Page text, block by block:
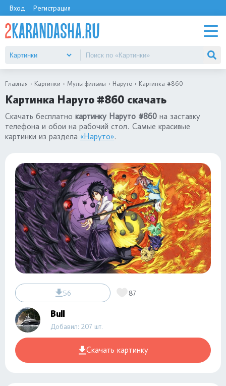
Вход Регистрация
Главная Картинки Мультфильмы Наруто Картинка #860
Картинка Наруто #860 скачать
Скачать бесплатно картинку Наруто #860 на заставку
телефона и обои на рабочий стол. Самые красивые
картинки из раздела «Наруто».
56 87
Bull
Добавил: 207 шт.
Скачать картинку